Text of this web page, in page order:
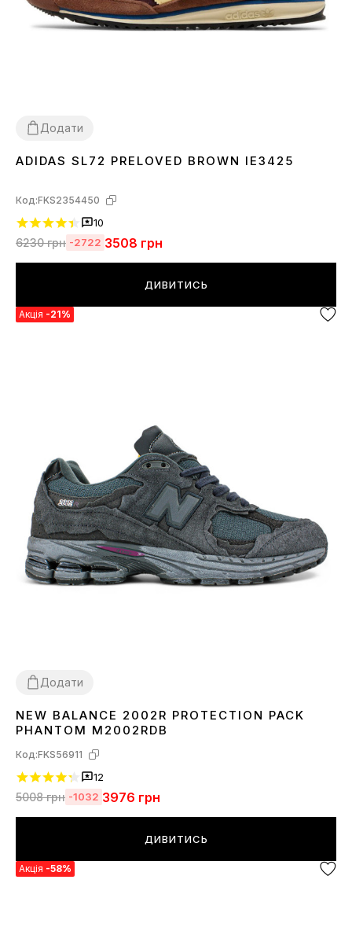
Додати
36 3738 39 41 42 43 4445
ADIDAS SL72 PRELOVED BROWN IE3425
Код:FKS2354450
10
6230грн -2722 3508 грн
ДИВИТИСЬ
Акція -21%
Додати
3637 3839404142 43 4445
NEW BALANCE 2002R PROTECTION PACK
PHANTOM M2002RDB
Код:FKS56911
12
5008грн -1032 3976 грн
ДИВИТИСЬ
Акція -58%